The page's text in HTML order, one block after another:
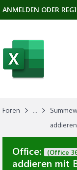
Foren ...
Office: (Office
addieren mit
ANMELDEN ODER